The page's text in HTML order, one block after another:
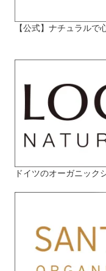
【公式】ナチュラルで
ドイツのオーガニック